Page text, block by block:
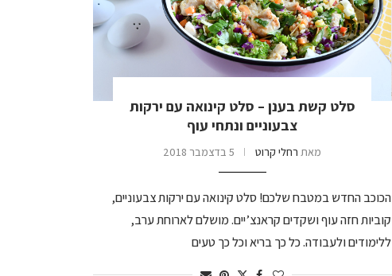
סלט קשת בענן – סלט קינואה עם ירקות
צבעוניים ונתחי עוף
מאת רחלי קרוט 5 בדצמבר 2018
הכוכב החדש במטבח שלכם! סלט קינואה עם ירקות צבעוניים,
קוביות חזה עוף ושקדים קראנצ’יים. מושלם לארוחת ערב,
ללימודים ולעבודה. כל כך בריא וכל כך טעים